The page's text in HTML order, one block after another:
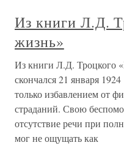
Из книги Л.Д.
жизнь»
Из книги Л.Д. Троцкого
скончался 21 января
только избавлением от
страданий. Свою
отсутствие речи при
мог не ощущать как